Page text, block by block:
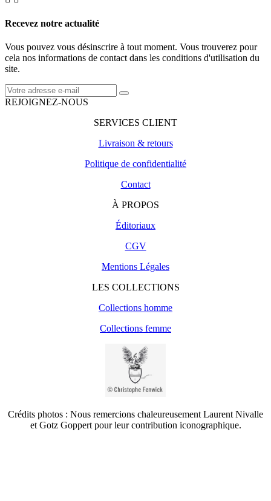
Recevez notre actualité
Vous pouvez vous désinscrire à tout moment. Vous trouverez pour
cela nos informations de contact dans les conditions d'utilisation du
site.
REJOIGNEZ-NOUS
SERVICES CLIENT
Livraison & retours
Politique de confidentialité
Contact
À PROPOS
Éditoriaux
CGV
Mentions Légales
LES COLLECTIONS
Collections homme
Collections femme
Crédits photos : Nous remercions chaleureusement Laurent Nivalle
et Gotz Goppert pour leur contribution iconographique.